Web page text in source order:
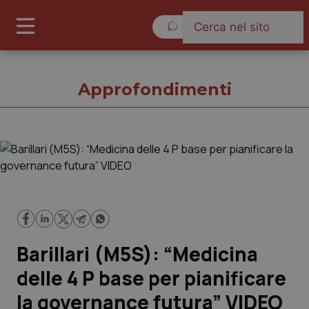
Governo e Parlamento
Regioni e Asl
Lavoro e Professioni
Approfondimenti
Barillari (M5S): “Medicina
delle 4 P base per pianificare
la governance futura” VIDEO